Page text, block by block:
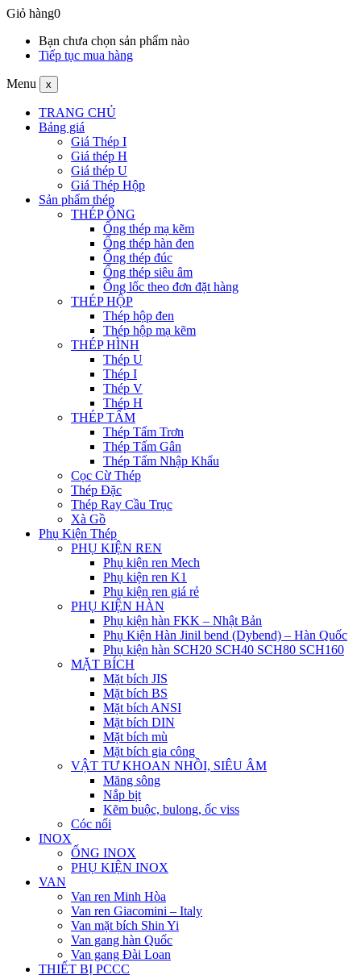
Giỏ hàng0
Bạn chưa chọn sản phẩm nào
Tiếp tục mua hàng
Menu x
TRANG CHỦ
Bảng giá
Giá Thép I
Giá thép H
Giá thép U
Giá Thép Hộp
Sản phẩm thép
THÉP ỐNG
Ống thép mạ kẽm
Ống thép hàn đen
Ống thép đúc
Ống thép siêu âm
Ống lốc theo đơn đặt hàng
THÉP HỘP
Thép hộp đen
Thép hộp mạ kẽm
THÉP HÌNH
Thép U
Thép I
Thép V
Thép H
THÉP TẤM
Thép Tấm Trơn
Thép Tấm Gân
Thép Tấm Nhập Khẩu
Cọc Cừ Thép
Thép Đặc
Thép Ray Cầu Trục
Xà Gồ
Phụ Kiện Thép
PHỤ KIỆN REN
Phụ kiện ren Mech
Phụ kiện ren K1
Phụ kiện ren giá rẻ
PHỤ KIỆN HÀN
Phụ kiện hàn FKK – Nhật Bản
Phụ Kiện Hàn Jinil bend (Dybend) – Hàn Quốc
Phụ kiện hàn SCH20 SCH40 SCH80 SCH160
MẶT BÍCH
Mặt bích JIS
Mặt bích BS
Mặt bích ANSI
Mặt bích DIN
Mặt bích mù
Mặt bích gia công
VẬT TƯ KHOAN NHỒI, SIÊU ÂM
Măng sông
Nắp bịt
Kẽm buộc, bulong, ốc viss
Cóc nối
INOX
ỐNG INOX
PHỤ KIỆN INOX
VAN
Van ren Minh Hòa
Van ren Giacomini – Italy
Van mặt bích Shin Yi
Van gang hàn Quốc
Van gang Đài Loan
THIẾT BỊ PCCC